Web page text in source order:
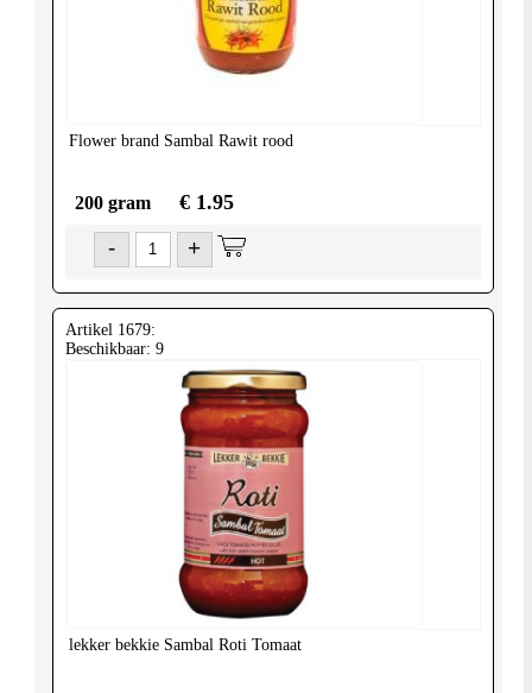
Flower brand Sambal Rawit rood
200 gram € 1.95
- +
Artikel 1679:
Beschikbaar: 9
lekker bekkie Sambal Roti Tomaat